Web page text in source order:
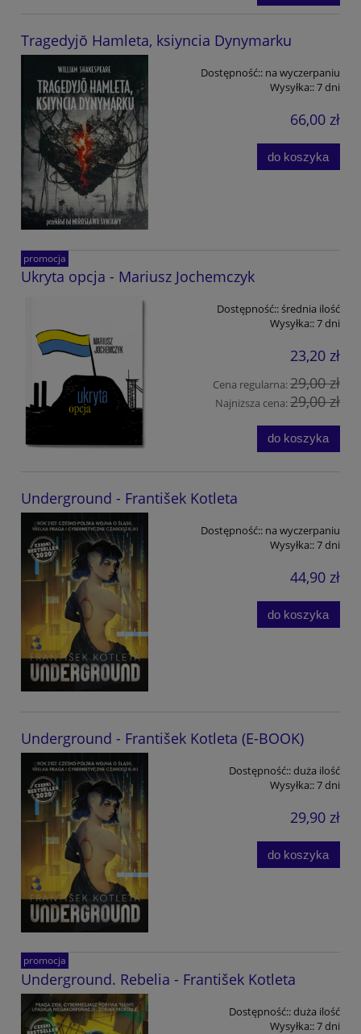
Tragedyjŏ Hamleta, ksiyncia Dynymarku
Dostępność:: na wyczerpaniu
Wysyłka::7 dni
66,00 zł
do koszyka
Ukryta opcja - Mariusz Jochemczyk
Dostępność::średnia ilość
Wysyłka::7 dni
23,20 zł
Cena regularna:29,00 zł
Najniższa cena:29,00 zł
do koszyka
promocja
Underground - František Kotleta
Dostępność:: na wyczerpaniu
Wysyłka::7 dni
44,90 zł
do koszyka
Underground - František Kotleta (E-BOOK)
Dostępność::duża ilość
Wysyłka::7 dni
29,90 zł
do koszyka
Underground. Rebelia - František Kotleta
Dostępność::duża ilość
Wysyłka::7 dni
promocja